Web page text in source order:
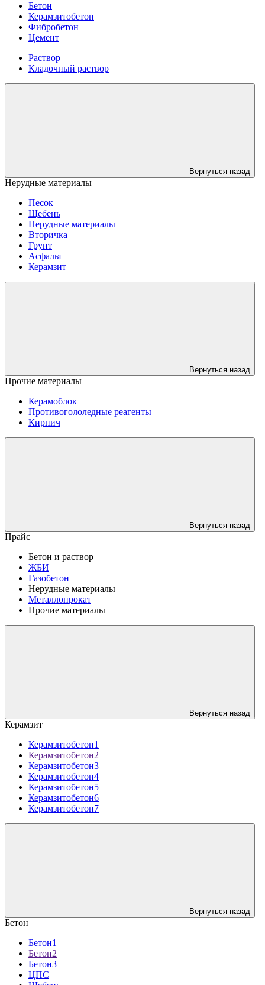
Бетон
Керамзитобетон
Фибробетон
Цемент
Раствор
Кладочный раствор
Вернуться назад
Нерудные материалы
Песок
Щебень
Нерудные материалы
Вторичка
Грунт
Асфальт
Керамзит
Вернуться назад
Прочие материалы
Керамоблок
Противогололедные реагенты
Кирпич
Вернуться назад
Прайс
Бетон и раствор
ЖБИ
Газобетон
Нерудные материалы
Металлопрокат
Прочие материалы
Вернуться назад
Керамзит
Керамзитобетон1
Керамзитобетон2
Керамзитобетон3
Керамзитобетон4
Керамзитобетон5
Керамзитобетон6
Керамзитобетон7
Вернуться назад
Бетон
Бетон1
Бетон2
Бетон3
ЦПС